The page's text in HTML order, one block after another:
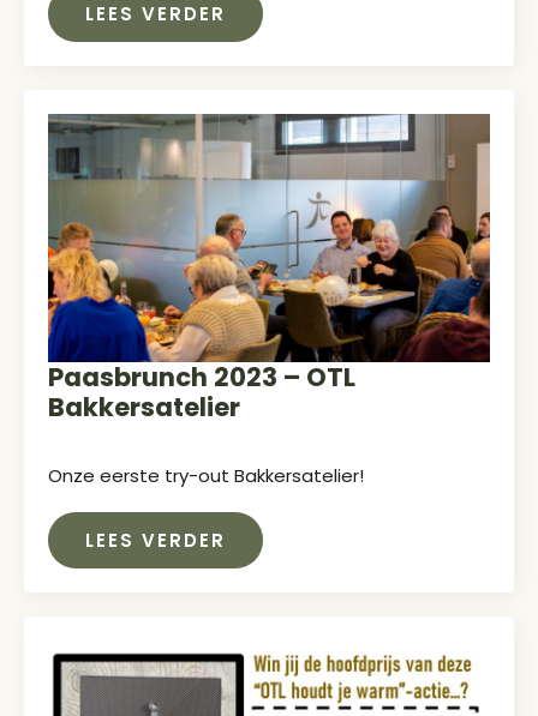
LEES VERDER
Paasbrunch 2023 – OTL
Bakkersatelier
Onze eerste try-out Bakkersatelier!
LEES VERDER